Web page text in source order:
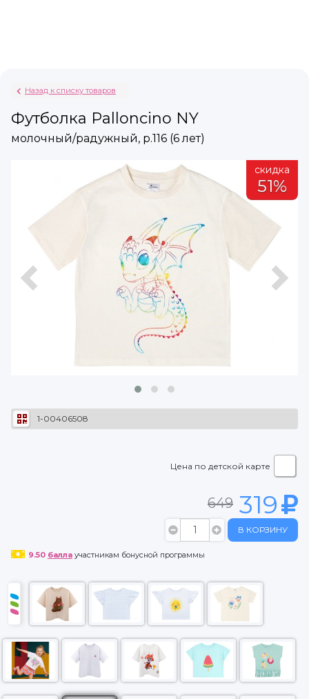
Назад к списку товаров
Футболка Palloncino NY
молочный/радужный, р.116 (6 лет)
скидка
51%
1-00406508
Цена по детской карте
649 319
В КОРЗИНУ
9.50 баллаучастникам бонусной программы